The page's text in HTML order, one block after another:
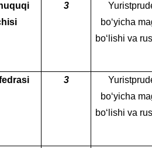
3
bo‘yicha
bo‘lishi va
3
bo‘yicha
bo‘lishi va